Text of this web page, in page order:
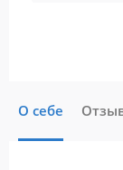
О себе